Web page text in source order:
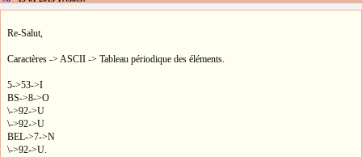
Re-Salut,
Caractères -> ASCII -> Tableau périodique des éléments.
5->53->I
BS->8->O
\->92->U
\->92->U
BEL->7->N
\->92->U.